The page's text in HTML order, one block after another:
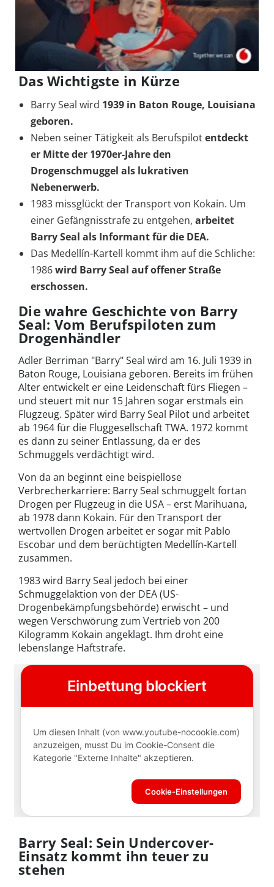
Das Wichtigste in Kürze
Barry Seal wird 1939 in Baton Rouge, Louisiana
geboren.
Neben seiner Tätigkeit als Berufspilotentdeckt
er Mitte der 1970er-Jahre den
Drogenschmuggel als lukrativen
Nebenerwerb.
1983 missglückt der Transport von Kokain. Um
einer Gefängnisstrafe zu entgehen, arbeitet
Barry Seal als Informant für die DEA.
Das Medellín-Kartell kommt ihm auf die Schliche:
1986wird Barry Seal auf offener Straße
erschossen.
Die wahre Geschichte von Barry
Seal: Vom Berufspiloten zum
Drogenhändler
Adler Berriman "Barry" Seal wird am 16. Juli 1939 in
Baton Rouge, Louisiana geboren. Bereits im frühen
Alter entwickelt er eine Leidenschaft fürs Fliegen –
und steuert mit nur 15 Jahren sogar erstmals ein
Flugzeug. Später wird Barry Seal Pilot und arbeitet
ab 1964 für die Fluggesellschaft TWA. 1972 kommt
es dann zu seiner Entlassung, da er des
Schmuggels verdächtigt wird.
Von da an beginnt eine beispiellose
Verbrecherkarriere: Barry Seal schmuggelt fortan
Drogen per Flugzeug in die USA – erst Marihuana,
ab 1978 dann Kokain. Für den Transport der
wertvollen Drogen arbeitet er sogar mit Pablo
Escobar und dem berüchtigten Medellín-Kartell
zusammen.
1983 wird Barry Seal jedoch bei einer
Schmuggelaktion von der DEA (US-
Drogenbekämpfungsbehörde) erwischt – und
wegen Verschwörung zum Vertrieb von 200
Kilogramm Kokain angeklagt. Ihm droht eine
lebenslange Haftstrafe.
Barry Seal: Sein Undercover-
Einsatz kommt ihn teuer zu
stehen